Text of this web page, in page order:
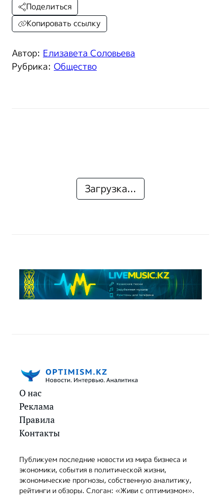
Автор: Елизавета Соловьева
Рубрика: Общество
Поделиться
Копировать ссылку
Загрузка...
О нас
Реклама
Правила
Контакты
Публикуем последние новости из мира бизнеса и
экономики, события в политической жизни,
экономические прогнозы, собственную аналитику,
рейтинги и обзоры. Слоган: «Живи с оптимизмом».